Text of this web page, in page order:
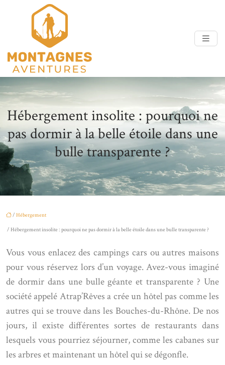
Hébergement insolite : pourquoi ne
pas dormir à la belle étoile dans une
bulle transparente ?
/ Hébergement
/ Hébergement insolite : pourquoi ne pas dormir à la belle étoile dans une bulle transparente ?
Vous vous enlacez des campings cars ou autres maisons
pour vous réservez lors d’un voyage. Avez-vous imaginé
de dormir dans une bulle géante et transparente ? Une
société appelé Atrap’Rêves a crée un hôtel pas comme les
autres qui se trouve dans les Bouches-du-Rhône. De nos
jours, il existe différentes sortes de restaurants dans
lesquels vous pourriez séjourner, comme les cabanes sur
les arbres et maintenant un hôtel qui se dégonfle.